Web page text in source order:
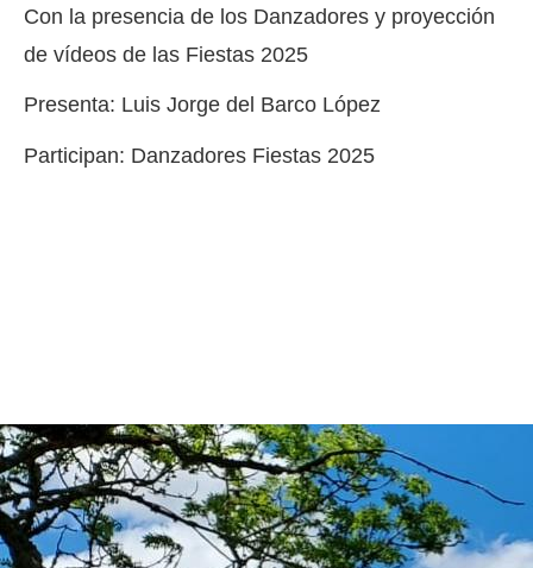
Con la presencia de los Danzadores y proyección
de vídeos de las Fiestas 2025
Presenta: Luis Jorge del Barco López
Participan: Danzadores Fiestas 2025